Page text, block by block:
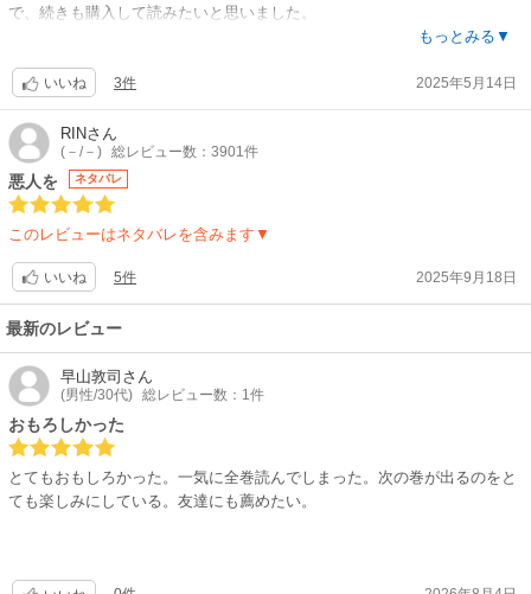
で、続きも購入して読みたいと思いました。
若干グロシーンはあるのでそういうのが苦手な方にはオススメできないか
もっとみる▼
いいね 3件 2025年5月14日
RINさん
(－/－) 総レビュー数：3901件
悪人を ネタバレ
このレビューはネタバレを含みます▼
いいね 5件 2025年9月18日
最新のレビュー
早山敦司 さん
(男性/30代) 総レビュー数：1件
おもろしかった
とてもおもしろかった。一気に全巻読んでしまった。次の巻が出るのをと
ても楽しみにしている。友達にも薦めたい。